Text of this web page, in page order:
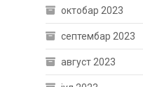
октобар 2023
септембар 2023
август 2023